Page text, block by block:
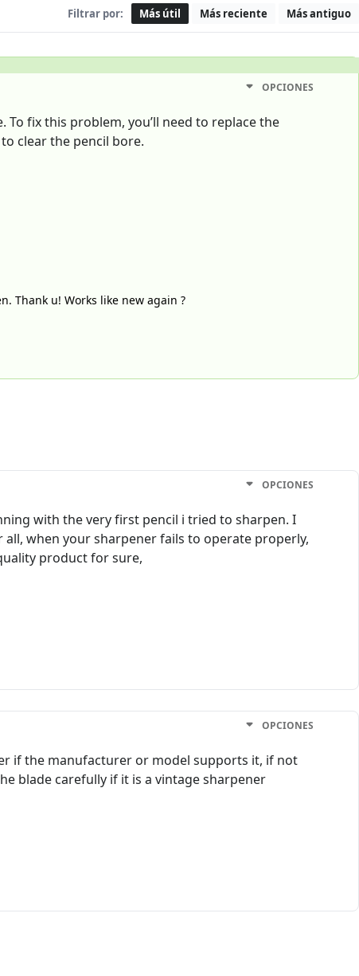
Filtrar por: Más útil Más reciente Más antiguo
OPCIONES
fix this problem, you’ll need to replace the
clear the pencil bore.
Thank u! Works like new again ?
OPCIONES
with the very first pencil i tried to sharpen. I
when your sharpener fails to operate properly,
product for sure,
OPCIONES
if the manufacturer or model supports it, if not
blade carefully if it is a vintage sharpener